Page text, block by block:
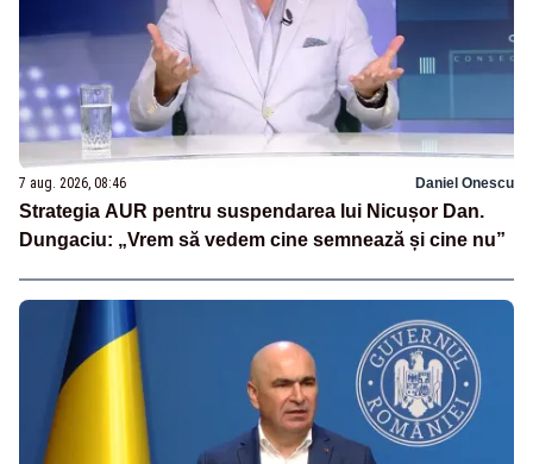
7 aug. 2026, 08:46 Daniel Onescu
Strategia AUR pentru suspendarea lui Nicușor Dan.
Dungaciu: „Vrem să vedem cine semnează și cine nu”